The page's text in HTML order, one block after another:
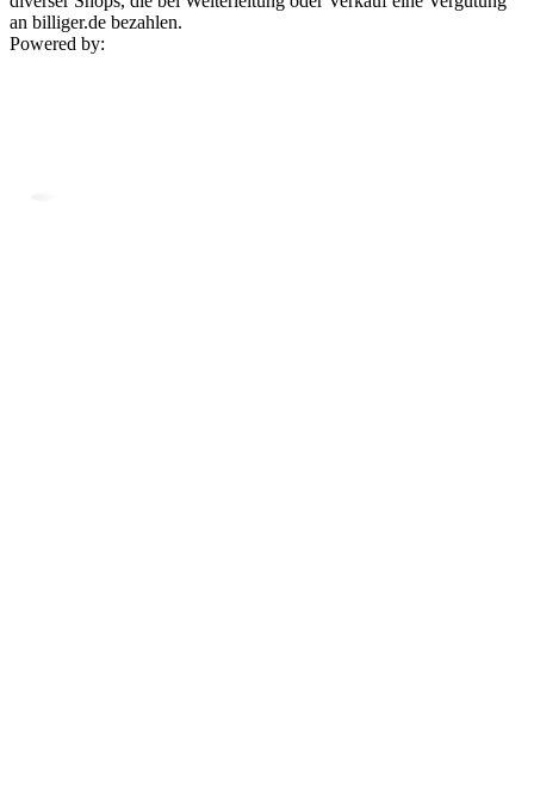
an billiger.de bezahlen.
Powered by: